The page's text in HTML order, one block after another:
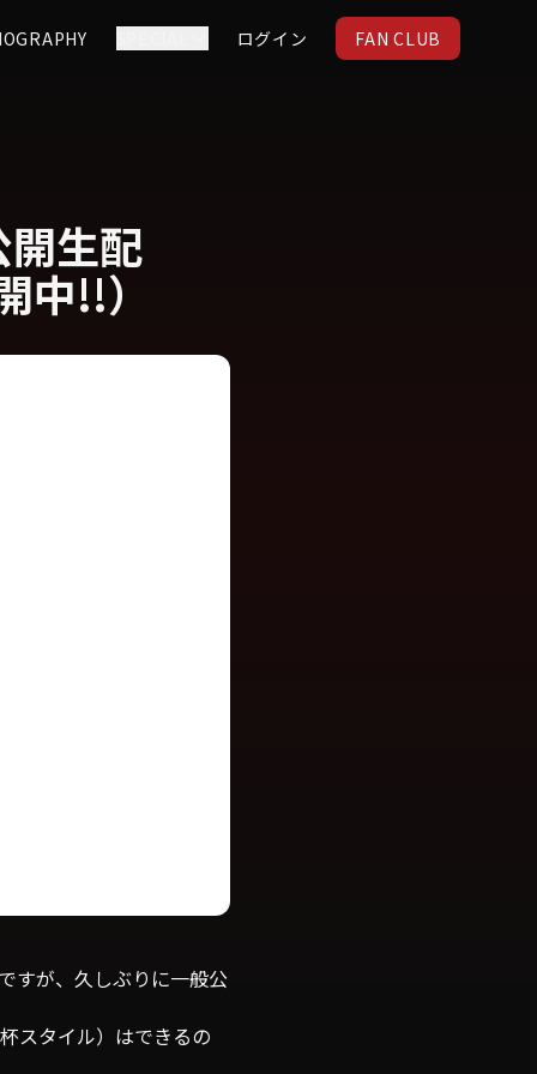
ログイン FAN CLUB
生配
!!）
すが、久しぶりに一般公
スタイル）はできるの